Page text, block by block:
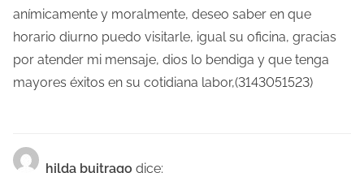
anímicamente y moralmente, deseo saber en que
horario diurno puedo visitarle, igual su oficina, gracias
por atender mi mensaje, dios lo bendiga y que tenga
mayores éxitos en su cotidiana labor,(3143051523)
hilda buitrago dice: